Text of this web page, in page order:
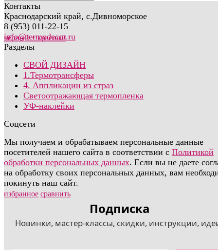
избранное сравнить
Контакты
Краснодарский край, с.Дивноморское
8 (953) 011-22-15
info@termodecor.ru
Разделы
СВОЙ ДИЗАЙН
1.Термотрансферы
4. Аппликации из страз
Светоотражающая термопленка
УФ-наклейки
Соцсети
Мы получаем и обрабатываем персональные данные
посетителей нашего сайта в соответствии с Политикой
обработки персональных данных. Если вы не даете
на обработку своих персональных данных, вам
покинуть наш сайт.
Подписка
Новинки, мастер-классы, скидки, инструкции,